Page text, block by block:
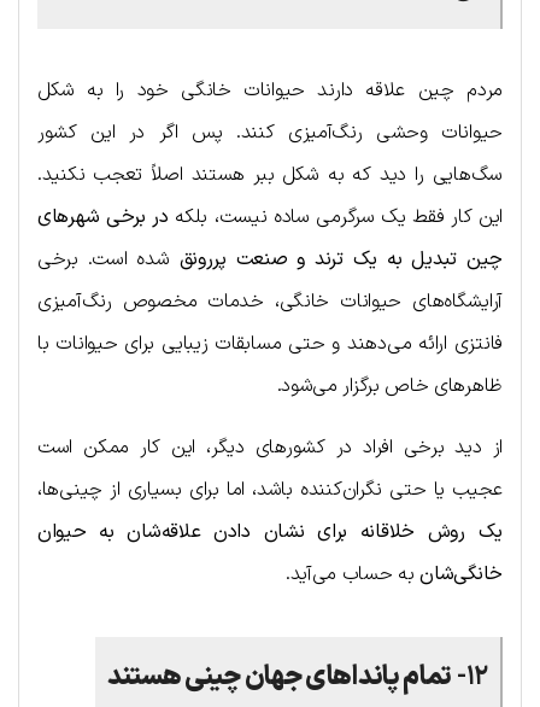
مردم چین علاقه دارند حیوانات خانگی خود را به شکل
حیوانات وحشی رنگ‌آمیزی کنند. پس اگر در این کشور
سگ‌هایی را دید که به شکل ببر هستند اصلاً تعجب نکنید.
این کار فقط یک سرگرمی ساده نیست، بلکه در برخی شهرهای
چین تبدیل به یک ترند و صنعت پررونق شده است. برخی
آرایشگاه‌های حیوانات خانگی، خدمات مخصوص رنگ‌آمیزی
فانتزی ارائه می‌دهند و حتی مسابقات زیبایی برای حیوانات با
ظاهرهای خاص برگزار می‌شود.
از دید برخی افراد در کشورهای دیگر، این کار ممکن است
عجیب یا حتی نگران‌کننده باشد، اما برای بسیاری از چینی‌ها،
یک روش خلاقانه برای نشان دادن علاقه‌شان به حیوان
خانگی‌شانبه حساب می‌آید.
۱۲- تمام پانداهای جهان چینی هستند